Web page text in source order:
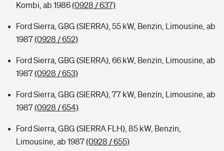
Kombi, ab 1986(0928 / 637)
Ford Sierra, GBG (SIERRA), 55 kW, Benzin, Limousine, ab
1987(0928 / 652)
Ford Sierra, GBG (SIERRA), 66 kW, Benzin, Limousine, ab
1987(0928 / 653)
Ford Sierra, GBG (SIERRA), 77 kW, Benzin, Limousine, ab
1987(0928 / 654)
Ford Sierra, GBG (SIERRA FLH), 85 kW, Benzin,
Limousine, ab 1987(0928 / 655)